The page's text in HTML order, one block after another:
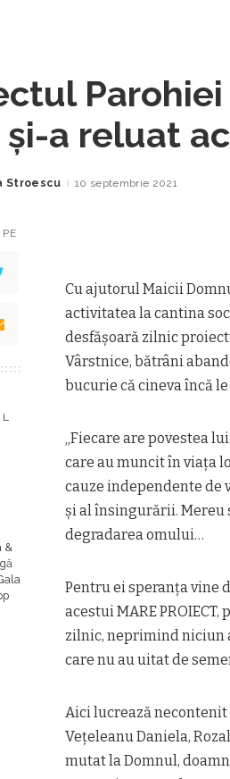
și-a reluat
Stroescu 10 septembrie 2021
&
Cu ajutorul Maicii
activitatea la cantina
desfășoară zilnic
Vârstnice, bătrâni
bucurie că cineva încă
„Fiecare are povestea
care au muncit în viața
cauze independente de
și al însingurării. Mereu
degradarea omului…
Pentru ei speranța vine
acestui MARE PROIECT,
zilnic, neprimind niciun
care nu au uitat de
Aici lucrează
Vețeleanu Daniela,
mutat la Domnul,